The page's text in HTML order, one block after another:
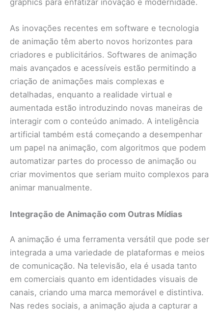
graphics para enfatizar inovação e modernidade.
As inovações recentes em software e tecnologia
de animação têm aberto novos horizontes para
criadores e publicitários. Softwares de animação
mais avançados e acessíveis estão permitindo a
criação de animações mais complexas e
detalhadas, enquanto a realidade virtual e
aumentada estão introduzindo novas maneiras de
interagir com o conteúdo animado. A inteligência
artificial também está começando a desempenhar
um papel na animação, com algoritmos que podem
automatizar partes do processo de animação ou
criar movimentos que seriam muito complexos para
animar manualmente.
Integração de Animação com Outras Mídias
A animação é uma ferramenta versátil que pode ser
integrada a uma variedade de plataformas e meios
de comunicação. Na televisão, ela é usada tanto
em comerciais quanto em identidades visuais de
canais, criando uma marca memorável e distintiva.
Nas redes sociais, a animação ajuda a capturar a